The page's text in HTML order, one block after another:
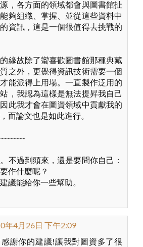
，各方面的領域都會與圖書館扯
能夠組織、掌握、並從這些資料中
資訊，這是一個很值得去挑戰的
緣故除了蠻喜歡圖書館那種典藏
之外，更覺得資訊技術需要一個
能派得上用場。一直製作泛用的
，我認為這樣是無法提昇我自己
此我才會在圖資領域中貢獻我的
而論文也是如此進行。
不過到頭來，還是要問你自己：
作什麼呢？
議能給你一些幫助。
年4月26日 下午2:09
謝你的建議!讓我對圖資多了很